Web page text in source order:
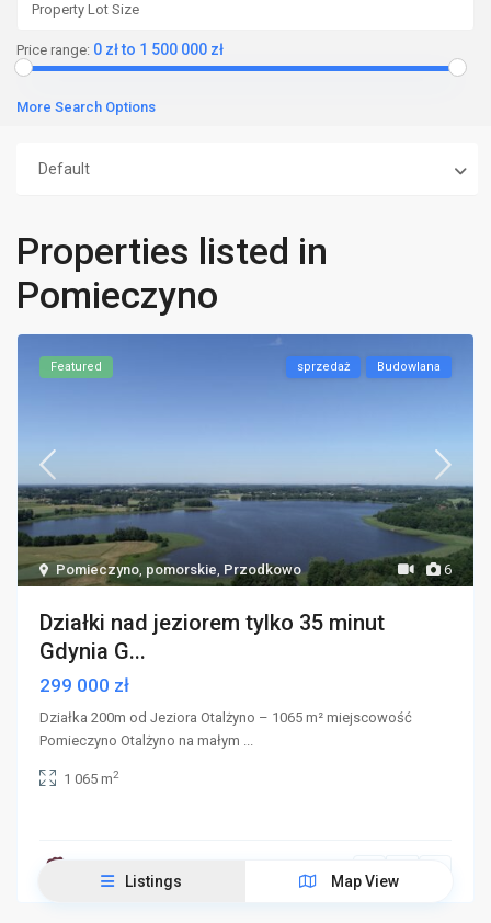
Price range: 0 zł to 1 500 000 zł
More Search Options
Default
Properties listed in
Pomieczyno
6
Pomieczyno, pomorskie, Przodkowo
Featured sprzedaż Budowlana
Działki nad jeziorem tylko 35 minut
Gdynia G...
299 000 zł
Działka 200m od Jeziora Otalżyno – 1065 m² miejscowość
Pomieczyno Otalżyno na małym ...
1 065 m2
Kontakt 733591873
Listings Map View